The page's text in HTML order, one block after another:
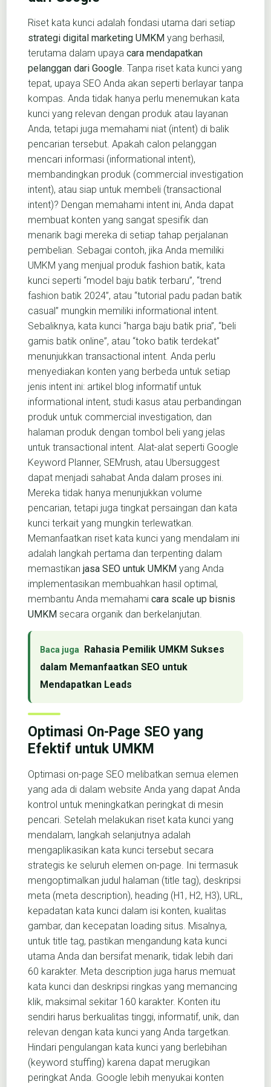
Riset kata kunci adalah fondasi utama dari setiap
strategi digital marketing UMKM yang berhasil,
terutama dalam upaya cara mendapatkan
pelanggan dari Google. Tanpa riset kata kunci yang
tepat, upaya SEO Anda akan seperti berlayar tanpa
kompas. Anda tidak hanya perlu menemukan kata
kunci yang relevan dengan produk atau layanan
Anda, tetapi juga memahami niat (intent) di balik
pencarian tersebut. Apakah calon pelanggan
mencari informasi (informational intent),
membandingkan produk (commercial investigation
intent), atau siap untuk membeli (transactional
intent)? Dengan memahami intent ini, Anda dapat
membuat konten yang sangat spesifik dan
menarik bagi mereka di setiap tahap perjalanan
pembelian. Sebagai contoh, jika Anda memiliki
UMKM yang menjual produk fashion batik, kata
kunci seperti “model baju batik terbaru”, “trend
fashion batik 2024”, atau “tutorial padu padan batik
casual” mungkin memiliki informational intent.
Sebaliknya, kata kunci “harga baju batik pria”, “beli
gamis batik online”, atau “toko batik terdekat”
menunjukkan transactional intent. Anda perlu
menyediakan konten yang berbeda untuk setiap
jenis intent ini: artikel blog informatif untuk
informational intent, studi kasus atau perbandingan
produk untuk commercial investigation, dan
halaman produk dengan tombol beli yang jelas
untuk transactional intent. Alat-alat seperti Google
Keyword Planner, SEMrush, atau Ubersuggest
dapat menjadi sahabat Anda dalam proses ini.
Mereka tidak hanya menunjukkan volume
pencarian, tetapi juga tingkat persaingan dan kata
kunci terkait yang mungkin terlewatkan.
Memanfaatkan riset kata kunci yang mendalam ini
adalah langkah pertama dan terpenting dalam
memastikan jasa SEO untuk UMKM yang Anda
implementasikan membuahkan hasil optimal,
membantu Anda memahami cara scale up bisnis
UMKM secara organik dan berkelanjutan.
Rahasia Pemilik UMKM Sukses
dalam Memanfaatkan SEO untuk
Mendapatkan Leads
Optimasi On-Page SEO yang
Efektif untuk UMKM
Optimasi on-page SEO melibatkan semua elemen
yang ada di dalam website Anda yang dapat Anda
kontrol untuk meningkatkan peringkat di mesin
pencari. Setelah melakukan riset kata kunci yang
mendalam, langkah selanjutnya adalah
mengaplikasikan kata kunci tersebut secara
strategis ke seluruh elemen on-page. Ini termasuk
mengoptimalkan judul halaman (title tag), deskripsi
meta (meta description), heading (H1, H2, H3), URL,
kepadatan kata kunci dalam isi konten, kualitas
gambar, dan kecepatan loading situs. Misalnya,
untuk title tag, pastikan mengandung kata kunci
utama Anda dan bersifat menarik, tidak lebih dari
60 karakter. Meta description juga harus memuat
kata kunci dan deskripsi ringkas yang memancing
klik, maksimal sekitar 160 karakter. Konten itu
sendiri harus berkualitas tinggi, informatif, unik, dan
relevan dengan kata kunci yang Anda targetkan.
Hindari pengulangan kata kunci yang berlebihan
(keyword stuffing) karena dapat merugikan
peringkat Anda. Google lebih menyukai konten